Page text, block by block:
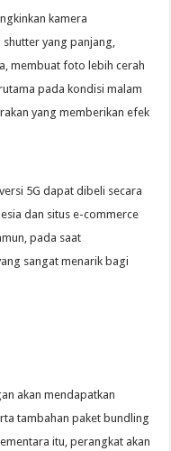
kamera
yang panjang,
membuat foto lebih cerah
pada kondisi malam
yang memberikan efek
5G dapat dibeli secara
dan situs e-commerce
pada saat
sangat menarik bagi
akan mendapatkan
tambahan paket bundling
itu, perangkat akan